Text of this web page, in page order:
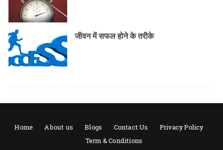
जीवन में सफल होने के तरीके
Home About us Blogs Contact Us
Privacy Policy
Term & Conditions